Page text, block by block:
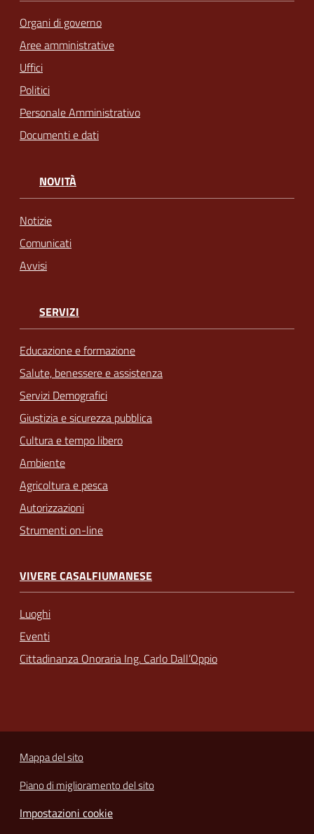
Organi di governo
Aree amministrative
Uffici
Politici
Personale Amministrativo
Documenti e dati
NOVITÀ
Notizie
Comunicati
Avvisi
SERVIZI
Educazione e formazione
Salute, benessere e assistenza
Servizi Demografici
Giustizia e sicurezza pubblica
Cultura e tempo libero
Ambiente
Agricoltura e pesca
Autorizzazioni
Strumenti on-line
VIVERE CASALFIUMANESE
Luoghi
Eventi
Cittadinanza Onoraria Ing. Carlo Dall’Oppio
Mappa del sito
Piano di miglioramento del sito
Impostazioni cookie